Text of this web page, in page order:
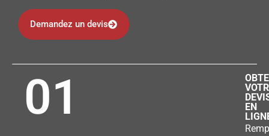
Demandez un devis
01
EN